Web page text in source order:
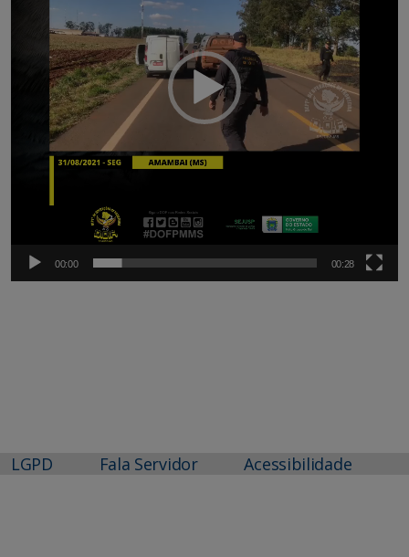
00:00 00:28
LGPD Fala Servidor Acessibilidade